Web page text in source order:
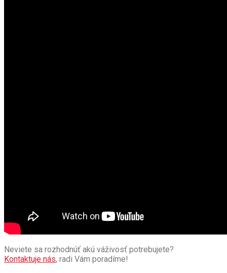
Neviete sa rozhodnúť akú váživosť potrebujete?
Kontaktuje nás, radi Vám poradíme!